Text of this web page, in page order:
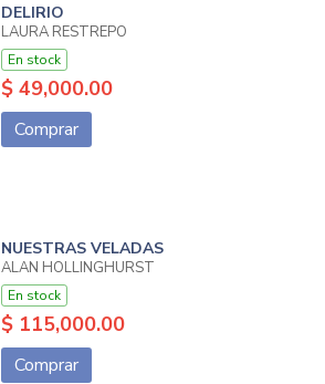
DELIRIO
LAURA RESTREPO
En stock
$ 49,000.00
Comprar
NUESTRAS VELADAS
ALAN HOLLINGHURST
En stock
$ 115,000.00
Comprar